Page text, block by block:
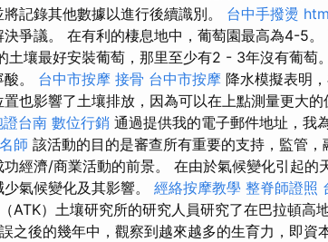
記錄其他數據以進行後續識別。 台中手撥燙
爭議。 在有利的棲息地中，葡萄園最高為4-5。
土壤最好安裝葡萄，那里至少有2 - 3年沒有葡萄
。 台中市按摩 接骨 台中市按摩 降水模擬表明
也影響了土壤排放，因為可以在上點測量更大的
證台南 數位行銷 通過提供我的電子郵件地址，我
師 該活動的目的是審查所有重要的支持，監管，
經濟/商業活動的前景。 在由於氣候變化引起的
氣候變化及其影響。 經絡按摩教學 整脊師證照
ATK）土壤研究所的研究人員研究了在巴拉頓高
之後的幾年中，觀察到越來越多的生育力，即資